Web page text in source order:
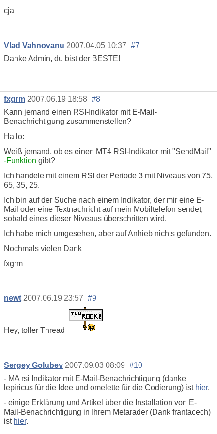
cja
Vlad Vahnovanu 2007.04.05 10:37 #7
Danke Admin, du bist der BESTE!
fxgrm 2007.06.19 18:58 #8
Kann jemand einen RSI-Indikator mit E-Mail-
Benachrichtigung zusammenstellen?
Hallo:
Weiß jemand, ob es einen MT4 RSI-Indikator mit "SendMail"
-Funktion gibt?
Ich handele mit einem RSI der Periode 3 mit Niveaus von 75,
65, 35, 25.
Ich bin auf der Suche nach einem Indikator, der mir eine E-
Mail oder eine Textnachricht auf mein Mobiltelefon sendet,
sobald eines dieser Niveaus überschritten wird.
Ich habe mich umgesehen, aber auf Anhieb nichts gefunden.
Nochmals vielen Dank
fxgrm
newt 2007.06.19 23:57 #9
Hey, toller Thread
Sergey Golubev 2007.09.03 08:09 #10
- MA rsi Indikator mit E-Mail-Benachrichtigung (danke
lepiricus für die Idee und omelette für die Codierung) ist hier.
- einige Erklärung und Artikel über die Installation von E-
Mail-Benachrichtigung in Ihrem Metarader (Dank frantacech)
ist hier.